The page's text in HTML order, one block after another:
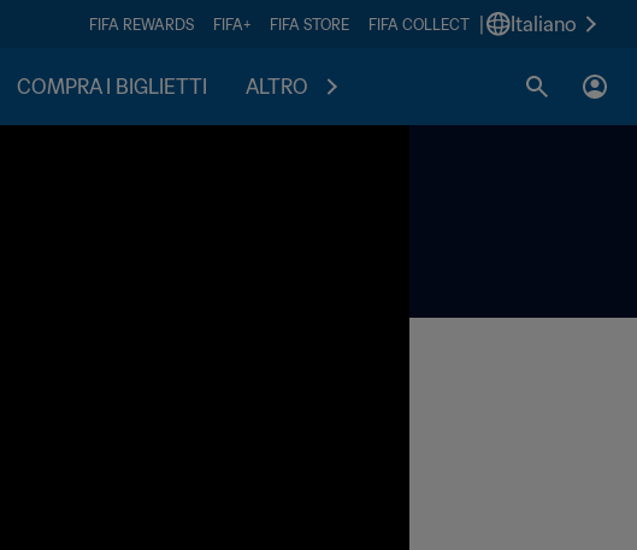
FIFA REWARDS FIFA+ FIFA STORE FIFA COLLECT Italiano
COMPRA I BIGLIETTI ALTRO